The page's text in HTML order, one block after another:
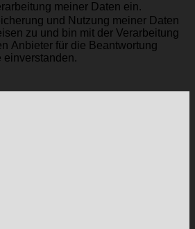
meiner Daten ein.
und Nutzung meiner Daten
zu und bin mit der Verarbeitung
Anbieter für die Beantwortung
einverstanden.